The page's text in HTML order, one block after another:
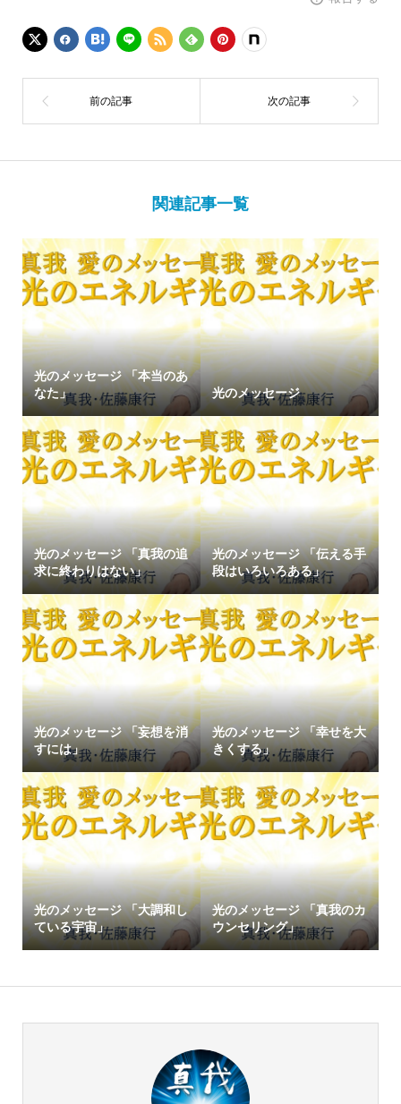
関連記事一覧
光のメッセージ 「本当のあ
なた」
光のメッセージ
光のメッセージ 「真我の追
求に終わりはない」
光のメッセージ 「伝える手
段はいろいろある」
光のメッセージ 「妄想を消
すには」
光のメッセージ 「幸せを大
きくする」
光のメッセージ 「大調和し
ている宇宙」
光のメッセージ 「真我のカ
ウンセリング」